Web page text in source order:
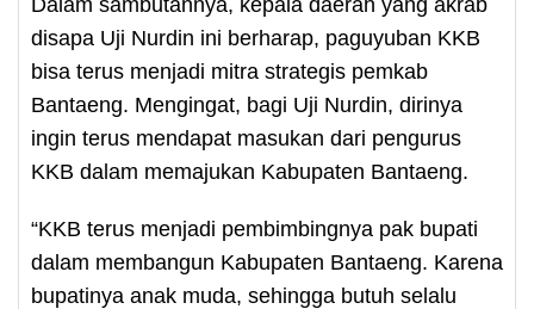
Dalam sambutannya, kepala daerah yang akrab
disapa Uji Nurdin ini berharap, paguyuban KKB
bisa terus menjadi mitra strategis pemkab
Bantaeng. Mengingat, bagi Uji Nurdin, dirinya
ingin terus mendapat masukan dari pengurus
KKB dalam memajukan Kabupaten Bantaeng.
“KKB terus menjadi pembimbingnya pak bupati
dalam membangun Kabupaten Bantaeng. Karena
bupatinya anak muda, sehingga butuh selalu